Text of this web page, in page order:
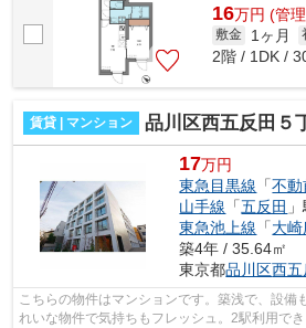
16万円 (管
敷金 1ヶ月
2階 / 1DK /
賃貸 | マンション 品川区西五反田５丁
17万円
東急目黒線 「不動
山手線 「五反田
東急池上線 「大
築4年 / 35.64㎡
東京都品川区西五
こちらの物件はマンションです。築浅で、設備
れいな物件で気持ちもフレッシュ。2駅利用で